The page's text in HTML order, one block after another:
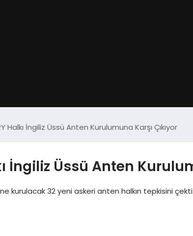
Halkı İngiliz Üssü Anten Kurulumuna Karşı Çıkıyor
İngiliz Üssü Anten
kurulacak 32 yeni askeri anten halkın tepkisini